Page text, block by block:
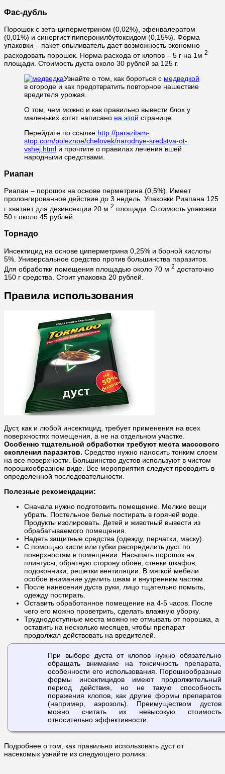
Фас-дубль
Порошок с зета-циперметрином (0,02%), эфенвалератом
(0,01%) и синергист пиперонилбутоксидом (0,15%). Форма
упаковки – пакет-опыливатель дает возможность экономно
расходовать порошок. Норма расхода от клопов – 5 г на 1м 2
площади. Стоимость дуста около 30 рублей за 125 г.
Узнайте о том, как бороться с медведкой
в огороде и как предотвратить повторное нашествие
вредителя урожая.
О том, чем можно и как правильно вывести блох у
маленьких котят написано на этой странице.
Перейдите по ссылке http://parazitam-
stop.com/poleznoe/chelovek/narodnye-sredstva-ot-
vshej.html и прочтите о правилах лечения вшей
народными средствами.
Риапан
Риапан – порошок на основе перметрина (0,5%). Имеет
пролонгированное действие до 3 недель. Упаковки Риапана 125
г хватает для дезинсекции 20 м 2 площади. Стоимость упаковки
50 г около 45 рублей.
Торнадо
Инсектицид на основе циперметрина 0,25% и борной кислоты
5%. Универсальное средство против большинства паразитов.
Для обработки помещения площадью около 70 м 2 достаточно
150 г средства. Стоит упаковка 20 рублей.
Правила использования
Дуст, как и любой инсектицид, требует применения на всех
поверхностях помещения, а не на отдельном участке.
Особенно тщательной обработки требуют места массового
скопления паразитов. Средство нужно наносить тонким слоем
на все поверхности. Большинство дустов используют в чистом
порошкообразном виде. Все мероприятия следует проводить в
определенной последовательности.
Полезные рекомендации:
Сначала нужно подготовить помещение. Мелкие вещи
убрать. Постельное белье постирать в горячей воде.
Продукты изолировать. Детей и животный вывести из
обрабатываемого помещения.
Надеть защитные средства (одежду, перчатки, маску).
С помощью кисти или губки распределить дуст по
поверхностям в помещении. Насыпать порошок на
плинтусы, обратную сторону обоев, стенки шкафов,
подоконники, решетки вентиляции. В мягкой мебели
особое внимание уделить швам и внутренним частям.
После нанесения дуста руки, лицо тщательно помыть,
одежду постирать.
Оставить обработанное помещение на 4-5 часов. После
чего его можно проветрить, сделать влажную уборку.
Труднодоступные места можно не отмывать от порошка, а
оставить на несколько месяцев, чтобы препарат
продолжал действовать на вредителей.
При выборе дуста от клопов нужно обязательно
обращать внимание на токсичность препарата,
особенности его использования. Порошкообразные
формы инсектицидов имеют продолжительный
период действия, но не такую способность
поражения клопов, как другие формы препаратов
(например, аэрозоль). Преимуществом дустов
можно считать их невысокую стоимость
относительно эффективности.
Подробнее о том, как правильно использовать дуст от
насекомых узнайте из следующего ролика: